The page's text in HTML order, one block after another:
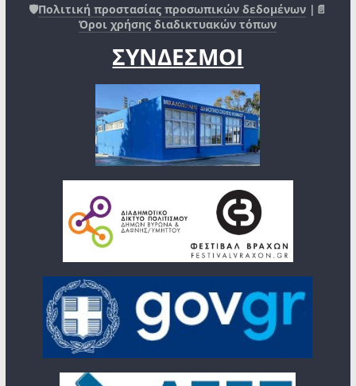
🛡️Πολιτική προστασίας προσωπικών δεδομένων |📄
Όροι χρήσης διαδικτυακών τόπων
ΣΥΝΔΕΣΜΟΙ